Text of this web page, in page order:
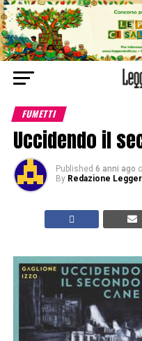
FUMETTI
Uccidendo il
Published 6 anni ago
By Redazione